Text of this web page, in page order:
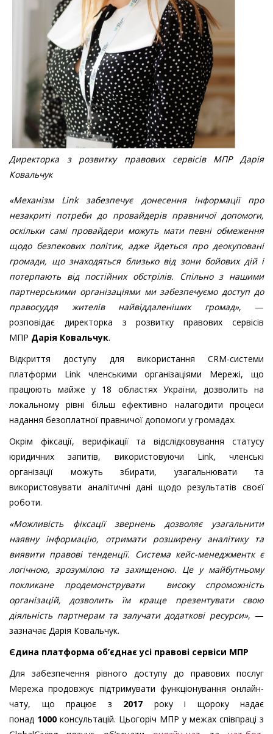
Директорка з розвитку правових сервісів МПР Дарія
Ковальчук
«Механізм Link забезпечує донесення інформації про
незакриті потреби до провайдерів правничої допомоги,
оскільки самі провайдери можуть мати певні обмеження
щодо безпекових політик, адже йдеться про деокуповані
громади, що знаходяться близько від зони бойових дій і
потерпають від постійних обстрілів. Спільно з нашими
партнерськими організаціями ми забезпечуємо доступ до
правосуддя жителів найвіддаленіших громад», —
розповідає директорка з розвитку правових сервісів
МПР Дарія Ковальчук.
Відкриття доступу для використання CRM-системи
платформи Link членськими організаціями Мережі, що
працюють майже у 18 областях України, дозволить на
локальному рівні більш ефективно налагодити процеси
надання безоплатної правничої допомоги у громадах.
Окрім фіксації, верифікації та відслідковування статусу
юридичних запитів, використовуючи Link, членські
організації можуть збирати, узагальнювати та
використовувати аналітичні дані щодо результатів своєї
роботи.
«Можливість фіксації звернень дозволяє узагальнити
наявну інформацію, отримати розширену аналітику та
виявити правові тенденції. Система кейс-менеджментк є
логічною, зрозумілою та захищеною. Це у майбутньому
покликане продемонструвати високу спроможність
організацій, дозволить їм краще презентувати свою
діяльність партнерам та залучати додаткові ресурси», —
зазначає Дарія Ковальчук.
Єдина платформа об’єднає усі правові сервіси МПР
Для забезпечення рівного доступу до правових послуг
Мережа продовжує підтримувати функціонування онлайн-
чату, що працює з 2017 року і щороку надає
понад 1000 консультацій. Цьогоріч МПР у межах співпраці з